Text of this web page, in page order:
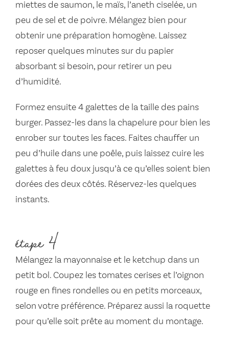
miettes de saumon, le maïs, l’aneth ciselée, un
peu de sel et de poivre. Mélangez bien pour
obtenir une préparation homogène. Laissez
reposer quelques minutes sur du papier
absorbant si besoin, pour retirer un peu
d’humidité.
Formez ensuite 4 galettes de la taille des pains
burger. Passez-les dans la chapelure pour bien les
enrober sur toutes les faces. Faites chauffer un
peu d’huile dans une poêle, puis laissez cuire les
galettes à feu doux jusqu’à ce qu’elles soient bien
dorées des deux côtés. Réservez-les quelques
instants.
étape 4
Mélangez la mayonnaise et le ketchup dans un
petit bol. Coupez les tomates cerises et l’oignon
rouge en fines rondelles ou en petits morceaux,
selon votre préférence. Préparez aussi la roquette
pour qu’elle soit prête au moment du montage.